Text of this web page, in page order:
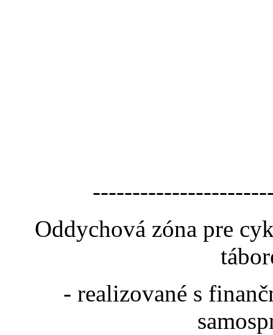
Oddychová zóna pre
- realizované s